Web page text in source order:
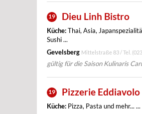
19 Dieu Linh Bistro
Küche:Thai, Asia,
Sushi ...
Gevelsberg Mittelstraße 83 / Tel.
gültig für die Saison Kulinaris
19 Pizzerie Eddiavolo
Küche: Pizza, Pasta und mehr... ...